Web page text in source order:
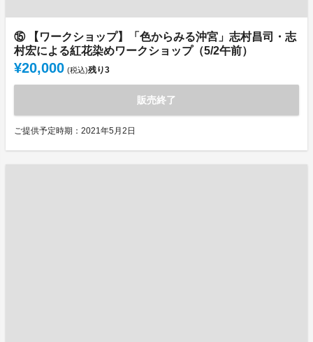
⑮ 【ワークショップ】「色からみる沖宮」志村昌司・志
村宏による紅花染めワークショップ（5/2午前）
¥20,000 (税込)残り3
販売終了
ご提供予定時期：2021年5月2日